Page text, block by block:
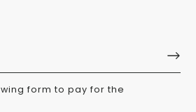
form to pay for the